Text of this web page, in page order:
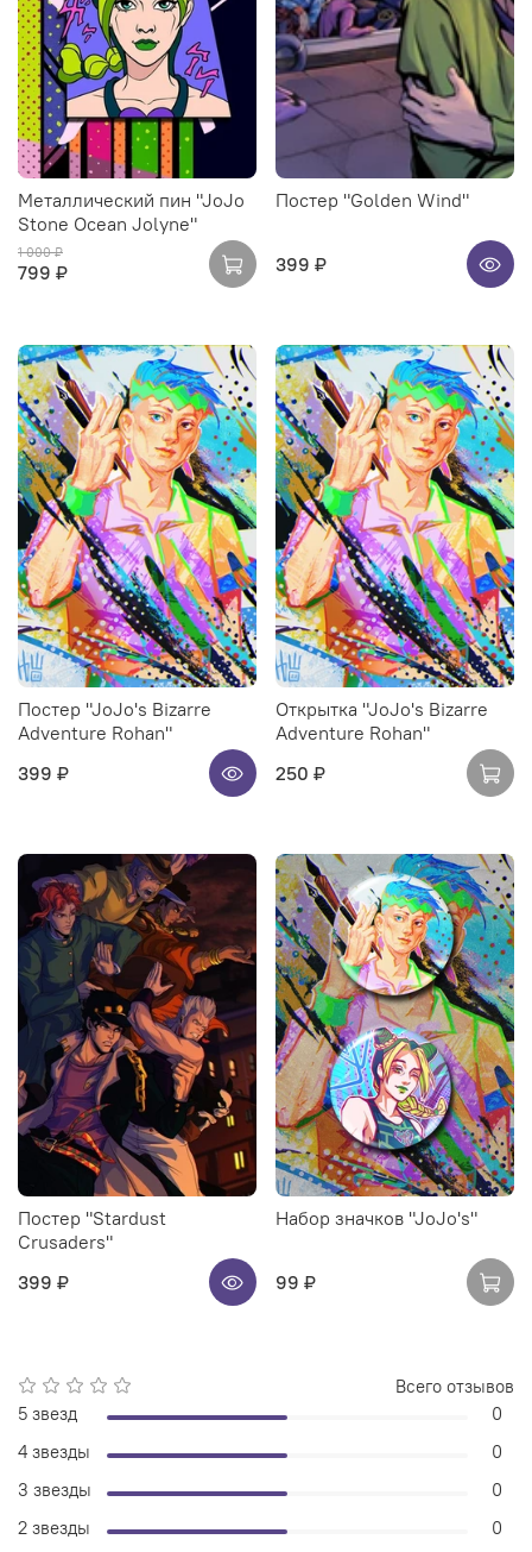
Металлический пин "JoJo
Stone Ocean Jolyne"
1 000 ₽
799 ₽
Постер "Golden Wind"
399 ₽
Постер "JoJo's Bizarre
Adventure Rohan"
399 ₽
Открытка "JoJo's Bizarre
Adventure Rohan"
250 ₽
Постер "Stardust
Crusaders"
399 ₽
Набор значков "JoJo's"
99 ₽
Всего отзывов
5 звезд
0
4 звезды
0
3 звезды
0
2 звезды
0